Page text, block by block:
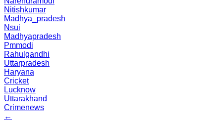
Nitishkumar
Madhya_pradesh
Nsui
Madhyapradesh
Pmmodi
Rahulgandhi
Uttarpradesh
Haryana
Cricket
Lucknow
Uttarakhand
Crimenews
←